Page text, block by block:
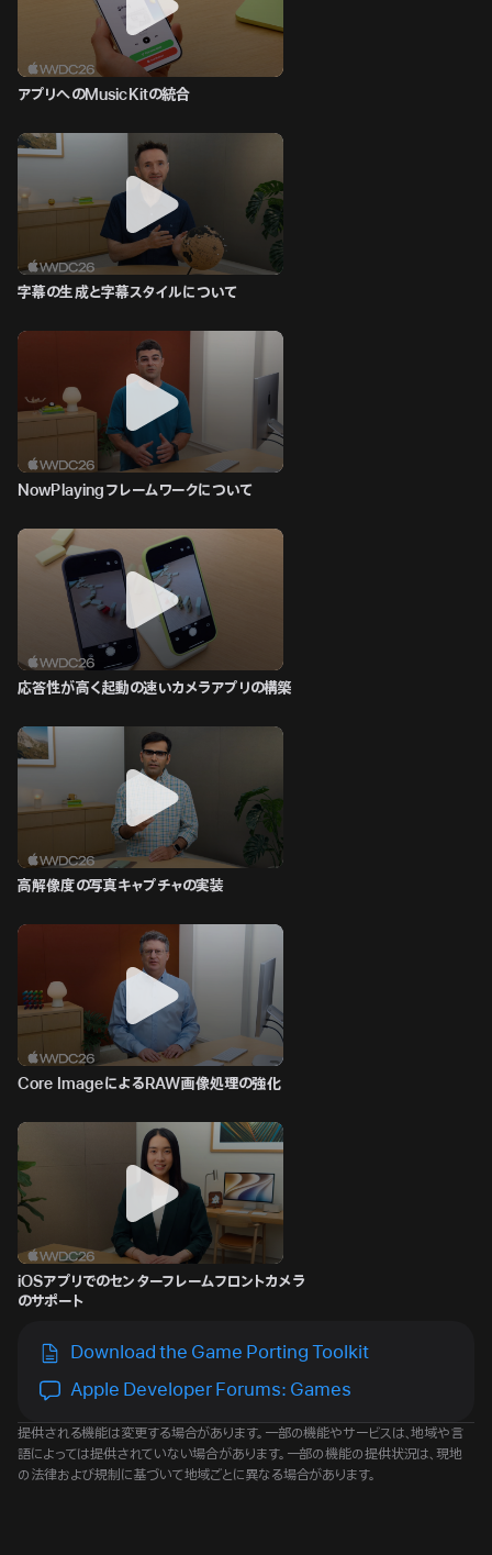
アプリへのMusicKitの統合
字幕の生成と字幕スタイルについて
NowPlayingフレームワークについて
応答性が高く起動の速いカメラアプリの構築
高解像度の写真キャプチャの実装
Core ImageによるRAW画像処理の強化
iOSアプリでのセンターフレームフロントカメラ
のサポート
Download the Game Porting Toolkit
Apple Developer Forums: Games
提供される機能は変更する場合があります。一部の機能やサービスは、地域や言
語によっては提供されていない場合があります。一部の機能の提供状況は、現地
の法律および規制に基づいて地域ごとに異なる場合があります。